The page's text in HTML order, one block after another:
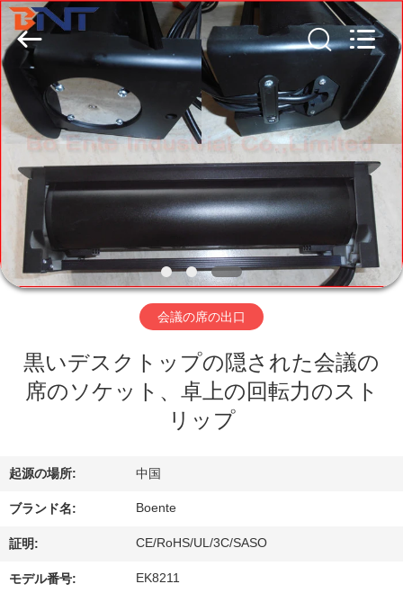
家
プ
ロ
ダ
ク
私
つ
い
て
Boente
Technology
Co.,
Ltd
(Bo
Ente
Industrial
Co.,
Limited).
Rights
Reserved.
Developed
会議の席の出口
黒いデスクトップの隠された会議の
席のソケット、卓上の回転力のスト
リップ
起源の場所: 中国
ブランド名: Boente
証明: CE/RoHS/UL/3C/SASO
モデル番号: EK8211